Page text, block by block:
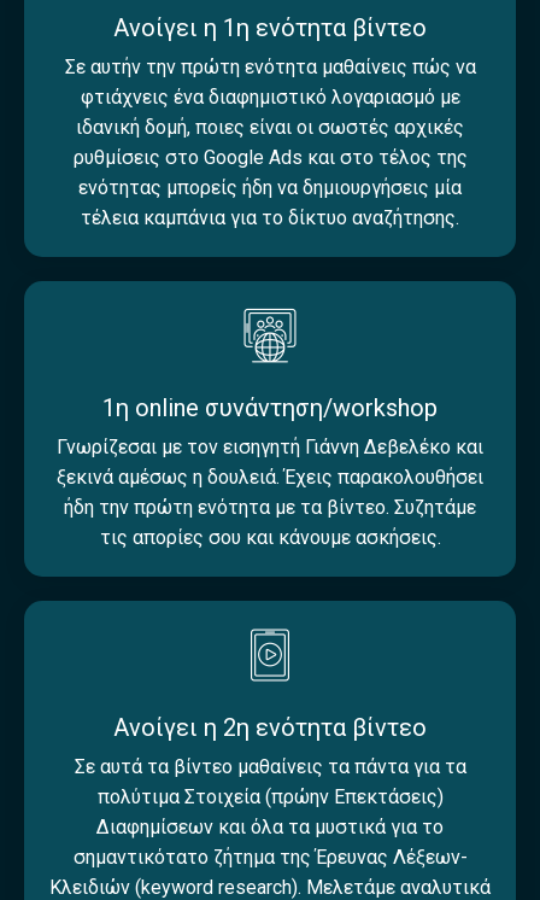
Ανοίγει η 1η ενότητα βίντεο
Σε αυτήν την πρώτη ενότητα μαθαίνεις πώς να
φτιάχνεις ένα διαφημιστικό λογαριασμό με
ιδανική δομή, ποιες είναι οι σωστές αρχικές
ρυθμίσεις στο Google Ads και στο τέλος της
ενότητας μπορείς ήδη να δημιουργήσεις μία
τέλεια καμπάνια για το δίκτυο αναζήτησης.
1η online συνάντηση/workshop
Γνωρίζεσαι με τον εισηγητή Γιάννη Δεβελέκο και
ξεκινά αμέσως η δουλειά. Έχεις παρακολουθήσει
ήδη την πρώτη ενότητα με τα βίντεο. Συζητάμε
τις απορίες σου και κάνουμε ασκήσεις.
Ανοίγει η 2η ενότητα βίντεο
Σε αυτά τα βίντεο μαθαίνεις τα πάντα για τα
πολύτιμα Στοιχεία (πρώην Επεκτάσεις)
Διαφημίσεων και όλα τα μυστικά για το
σημαντικότατο ζήτημα της Έρευνας Λέξεων-
Κλειδιών (keyword research). Μελετάμε αναλυτικά